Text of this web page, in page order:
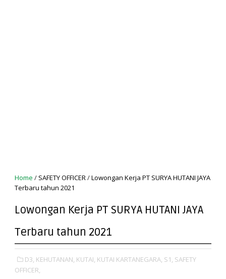
Home / SAFETY OFFICER/Lowongan Kerja PT SURYA HUTANI JAYA
Terbaru tahun 2021
Lowongan Kerja PT SURYA HUTANI JAYA
Terbaru tahun 2021
D3, KEHUTANAN, KUTAI, KUTAI KARTANEGARA, S1, SAFETY
OFFICER,